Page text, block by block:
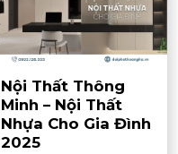
Nội Thất Thông
Minh – Nội Thất
Nhựa Cho Gia Đình
2025